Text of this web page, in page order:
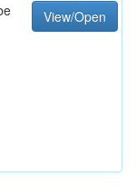
View/Open